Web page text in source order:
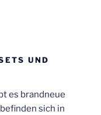
UND
es brandneue
sich in